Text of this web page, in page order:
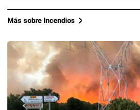
Más sobre Incendios